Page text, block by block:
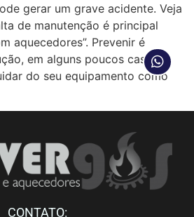
gerar um grave acidente. Veja
de manutenção é principal
aquecedores”. Prevenir é
em alguns poucos casos
do seu equipamento como
CONTATO: